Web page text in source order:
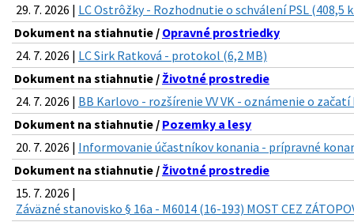
29. 7. 2026 | LC Ostrôžky - Rozhodnutie o schválení PSL (408,5
Dokument na stiahnutie / Opravné prostriedky
24. 7. 2026 | LC Sirk Ratková - protokol (6,2 MB)
Dokument na stiahnutie / Životné prostredie
24. 7. 2026 | BB Karlovo - rozšírenie VV VK - oznámenie o
Dokument na stiahnutie / Pozemky a lesy
20. 7. 2026 | Informovanie účastníkov konania - prípravné
Dokument na stiahnutie / Životné prostredie
15. 7. 2026 |
Záväzné stanovisko § 16a - M6014 (16-193) MOST CEZ